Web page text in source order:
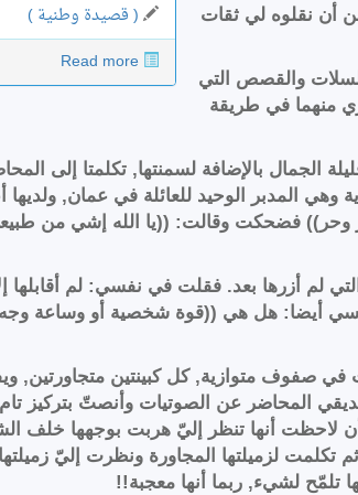
( قصيدة وطنية )
Read more
أن نقلوه لي ثقات
والقصص التي
منهما في طريقة
الجمال بالإضافة لسمنتها, تكلمتا إلى
المدبر الوحيد للعائلة في عمان, ولديها
فضحكت وقالت: ((يا الله إشي من
لم أزرها بعد. فقلت في نفسي: لم أقابلها
أيضا: هل هي ((قوة شخصية أو وساعة
متوازية, كل كبينتين متجاورتين,
المحاضر عن الصوتيات وأنصتّ بتركيز
أنها تنظر إليّ هربت بوجهها خلف
لزميلتها المجاورة ونظرت إليّ
لشيء, ربما أنها معجبة!!